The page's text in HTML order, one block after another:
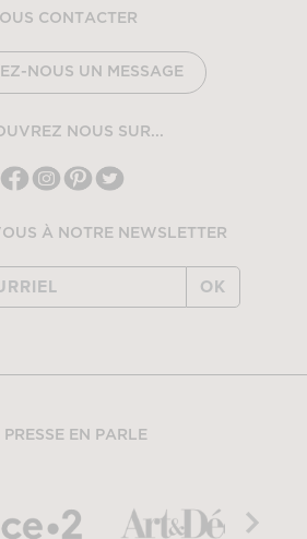
CONTACTER
NOUS UN MESSAGE
NOUS SUR...
À NOTRE NEWSLETTER
OK
PRESSE EN PARLE